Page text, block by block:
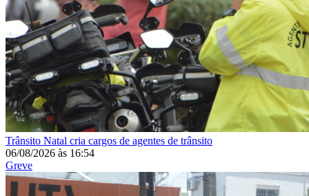
Trânsito Natal cria cargos de agentes de trânsito
06/08/2026 às 16:54
Greve